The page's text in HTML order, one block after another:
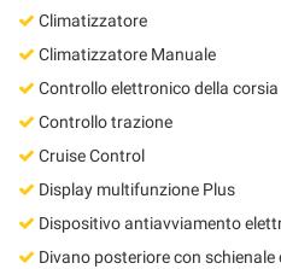
Climatizzatore
Climatizzatore Manuale
Controllo elettronico della corsia
Controllo trazione
Cruise Control
Display multifunzione Plus
Dispositivo antiavviamento
Divano posteriore con